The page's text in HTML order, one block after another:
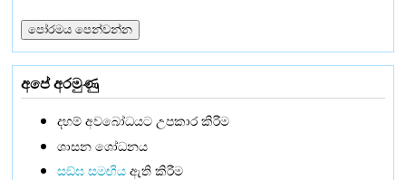
අපේ අරමුණු
දහම් අවබෝධයට උපකාර කිරීම
ශාසන ශෝධනය
සඞ්‌ඝ සමඟියඇති කිරීම